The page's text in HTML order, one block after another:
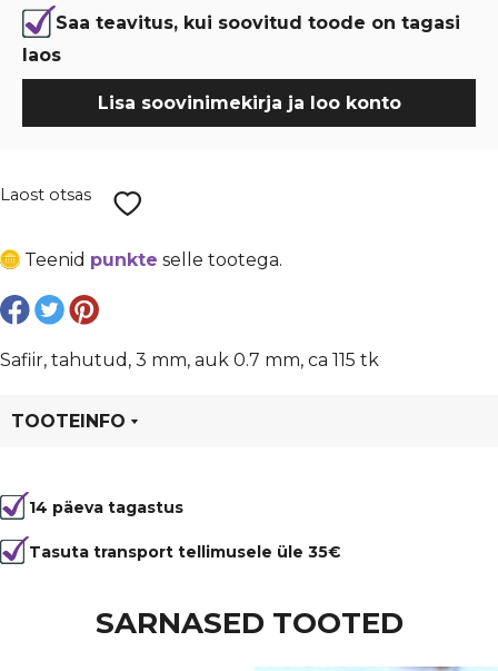
Saa teavitus, kui soovitud toode on tagasi
laos
Lisa soovinimekirja ja loo konto
Laost otsas
Teenid punkte selle tootega.
Safiir, tahutud, 3 mm, auk 0.7 mm, ca 115 tk
TOOTEINFO
Värvus
Sinine
Kuju
tahutud
Erinevad p/v-kivid
14 päeva tagastus
Tasuta transport tellimusele üle 35€
SARNASED TOOTED